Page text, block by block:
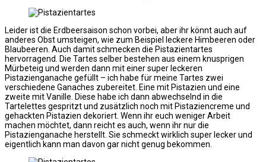
Leider ist die Erdbeersaison schon vorbei, aber ihr könnt auch auf
anderes Obst umsteigen, wie zum Beispiel leckere Himbeeren oder
Blaubeeren. Auch damit schmecken die Pistazientartes
hervorragend. Die Tartes selber bestehen aus einem knusprigen
Mürbeteig und werden dann mit einer super leckeren
Pistazienganache gefüllt – ich habe für meine Tartes zwei
verschiedene Ganaches zubereitet. Eine mit Pistazien und eine
zweite mit Vanille. Diese habe ich dann abwechselnd in die
Tartelettes gespritzt und zusätzlich noch mit Pistaziencreme und
gehackten Pistazien dekoriert. Wenn ihr euch weniger Arbeit
machen möchtet, dann reicht es auch, wenn ihr nur die
Pistazienganache herstellt. Sie schmeckt wirklich super lecker und
eigentlich kann man davon gar nicht genug bekommen.